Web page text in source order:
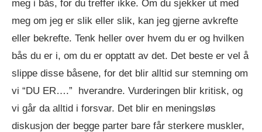
meg i bås, for du treffer ikke. Om du sjekker ut med
meg om jeg er slik eller slik, kan jeg gjerne avkrefte
eller bekrefte. Tenk heller over hvem du er og hvilken
bås du er i, om du er opptatt av det. Det beste er vel å
slippe disse båsene, for det blir alltid sur stemning om
vi “DU ER….” hverandre. Vurderingen blir kritisk, og
vi går da alltid i forsvar. Det blir en meningsløs
diskusjon der begge parter bare får sterkere muskler,